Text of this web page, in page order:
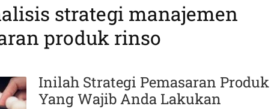
strategi manajemen
produk rinso
Inilah Strategi Pemasaran Produk
Yang Wajib Anda Lakukan